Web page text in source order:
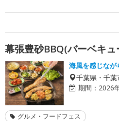
幕張豊砂BBQ(バーベキ
海風を感じな
千葉県・千葉
期間： 2026
グルメ・フードフェス